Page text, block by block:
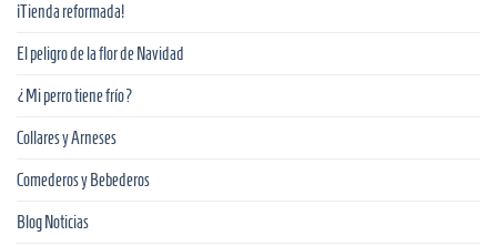
¡Tienda reformada!
El peligro de la flor de Navidad
¿Mi perro tiene frío?
Collares y Arneses
Comederos y Bebederos
Blog Noticias